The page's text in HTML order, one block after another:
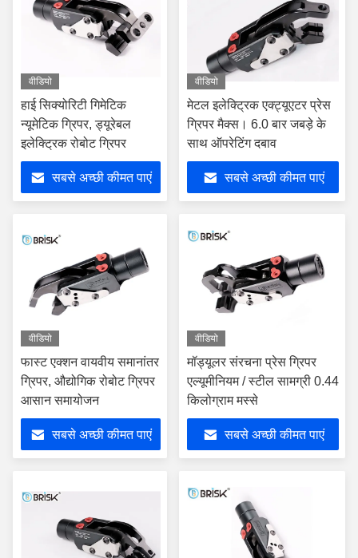
वीडियो
हाई सिक्योरिटी गिमेटिक
न्यूमेटिक ग्रिपर, ड्यूरेबल
इलेक्ट्रिक रोबोट ग्रिपर
सबसे अच्छी कीमत पाएं
वीडियो
मेटल इलेक्ट्रिक एक्ट्यूएटर प्रेस
ग्रिपर मैक्स। 6.0 बार जबड़े के
साथ ऑपरेटिंग दबाव
सबसे अच्छी कीमत पाएं
वीडियो
फास्ट एक्शन वायवीय समानांतर
ग्रिपर, औद्योगिक रोबोट ग्रिपर
आसान समायोजन
सबसे अच्छी कीमत पाएं
वीडियो
मॉड्यूलर संरचना प्रेस ग्रिपर
एल्यूमीनियम / स्टील सामग्री 0.44
किलोग्राम मस्से
सबसे अच्छी कीमत पाएं